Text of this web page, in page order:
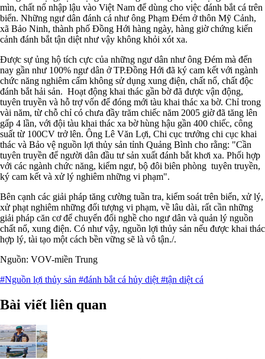
mìn, chất nổ nhập lậu vào Việt Nam để dùng cho việc đánh bắt cá trên
biển. Những ngư dân đánh cá như ông Phạm Đém ở thôn Mỹ Cảnh,
xã Bảo Ninh, thành phố Đồng Hới hàng ngày, hàng giờ chứng kiến
cảnh đánh bắt tận diệt như vậy không khỏi xót xa.
Được sự ủng hộ tích cực của những ngư dân như ông Đém mà đến
nay gần như 100% ngư dân ở TP.Đồng Hới đã ký cam kết với ngành
chức năng nghiêm cấm không sử dụng xung điện, chất nổ, chất độc
đánh bắt hải sản. Hoạt động khai thác gần bờ đã được vận động,
tuyên truyền và hỗ trợ vốn để đóng mới tàu khai thác xa bờ. Chỉ trong
vài năm, từ chỗ chỉ có chưa đầy trăm chiếc năm 2005 giờ đã tăng lên
gấp 4 lần, với đội tàu khai thác xa bờ hùng hậu gần 400 chiếc, công
suất từ 100CV trở lên. Ông Lê Văn Lợi, Chi cục trưởng chi cục khai
thác và Bảo vệ nguồn lợi thủy sản tỉnh Quảng Bình cho rằng: "Cần
tuyên truyền để người dân đầu tư sản xuất đánh bắt khơi xa. Phối hợp
với các ngành chức năng, kiểm ngư, bộ đôi biên phòng tuyên truyền,
ký cam kết và xử lý nghiêm những vi phạm".
Bên cạnh các giải pháp tăng cường tuần tra, kiểm soát trên biển, xử lý,
xử phạt nghiêm những đối tượng vi phạm, về lâu dài, rất cần những
giải pháp căn cơ để chuyển đổi nghề cho ngư dân và quản lý nguồn
chất nổ, xung điện. Có như vậy, nguồn lợi thủy sản nếu được khai thác
hợp lý, tài tạo một cách bền vững sẽ là vô tận./.
Nguồn: VOV-miền Trung
#Nguồn lợi thủy sản #đánh bắt cá hủy diệt #tận diệt cá
Bài viết liên quan